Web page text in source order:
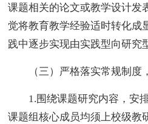
课题相关的论文或教学设计发
觉将教育教学经验适时转化成
践中逐步实现由实践型向研究
（三）严格落实常规制度
1.围绕课题研究内容，安
课题组核心成员均须上校级教